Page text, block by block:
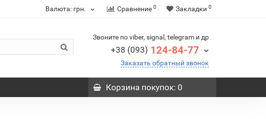
Валюта: грн. Сравнение 0 Закладки 0
Звоните по viber, signal, telegram и др
+38 (093) 124-84-77
Заказать обратный звонок
Корзинапокупок: 0